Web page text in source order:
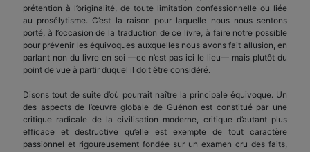
prétention à l’originalité, de toute limitation confessionnelle ou liée
au prosélytisme. C’est la raison pour laquelle nous nous sentons
porté, à l’occasion de la traduction de ce livre, à faire notre possible
pour prévenir les équivoques auxquelles nous avons fait allusion, en
parlant non du livre en soi —ce n’est pas ici le lieu— mais plutôt du
point de vue à partir duquel il doit être considéré.
Disons tout de suite d’où pourrait naître la principale équivoque. Un
des aspects de l’œuvre globale de Guénon est constitué par une
critique radicale de la civilisation moderne, critique d’autant plus
efficace et destructive qu’elle est exempte de tout caractère
passionnel et rigoureusement fondée sur un examen cru des faits,